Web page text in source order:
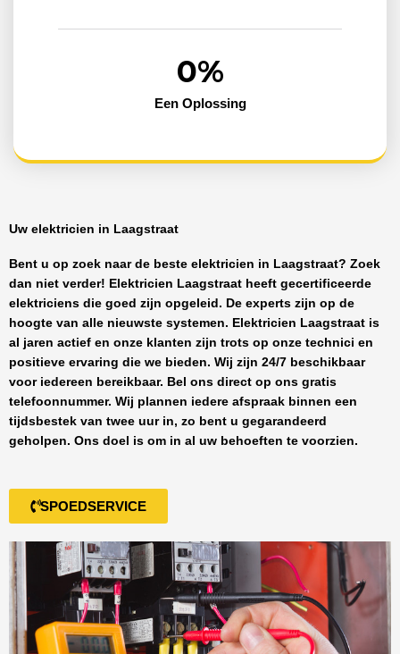
Een Oplossing
0%
Uw elektricien in Laagstraat
Bent u op zoek naar de beste elektricien in Laagstraat? Zoek
dan niet verder! Elektricien Laagstraat heeft gecertificeerde
elektriciens die goed zijn opgeleid. De experts zijn op de
hoogte van alle nieuwste systemen. Elektricien Laagstraat is
al jaren actief en onze klanten zijn trots op onze technici en
positieve ervaring die we bieden. Wij zijn 24/7 beschikbaar
voor iedereen bereikbaar. Bel ons direct op ons gratis
telefoonnummer. Wij plannen iedere afspraak binnen een
tijdsbestek van twee uur in, zo bent u gegarandeerd
geholpen. Ons doel is om in al uw behoeften te voorzien.
SPOEDSERVICE